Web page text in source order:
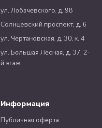
ул. Лобачевского, д. 98
Солнцевский проспект, д. 6
ул. Чертановская, д. 30, к. 4
ул. Большая Лесная, д. 37, 2-
й этаж
Информация
Публичная оферта